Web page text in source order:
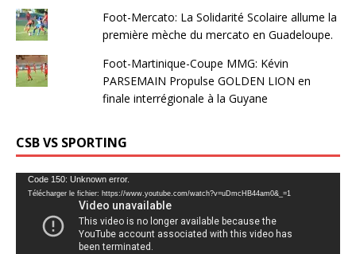
Foot-Mercato: La Solidarité Scolaire allume la
première mèche du mercato en Guadeloupe.
Foot-Martinique-Coupe MMG: Kévin
PARSEMAIN Propulse GOLDEN LION en
finale interrégionale à la Guyane
CSB VS SPORTING
Lecteur
vidéo
Code 150: Unknown error.
Télécharger le fichier: https://www.youtube.com/watch?v=uDmcHB44am0&_=1